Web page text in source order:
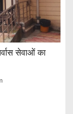
सेवाओं का